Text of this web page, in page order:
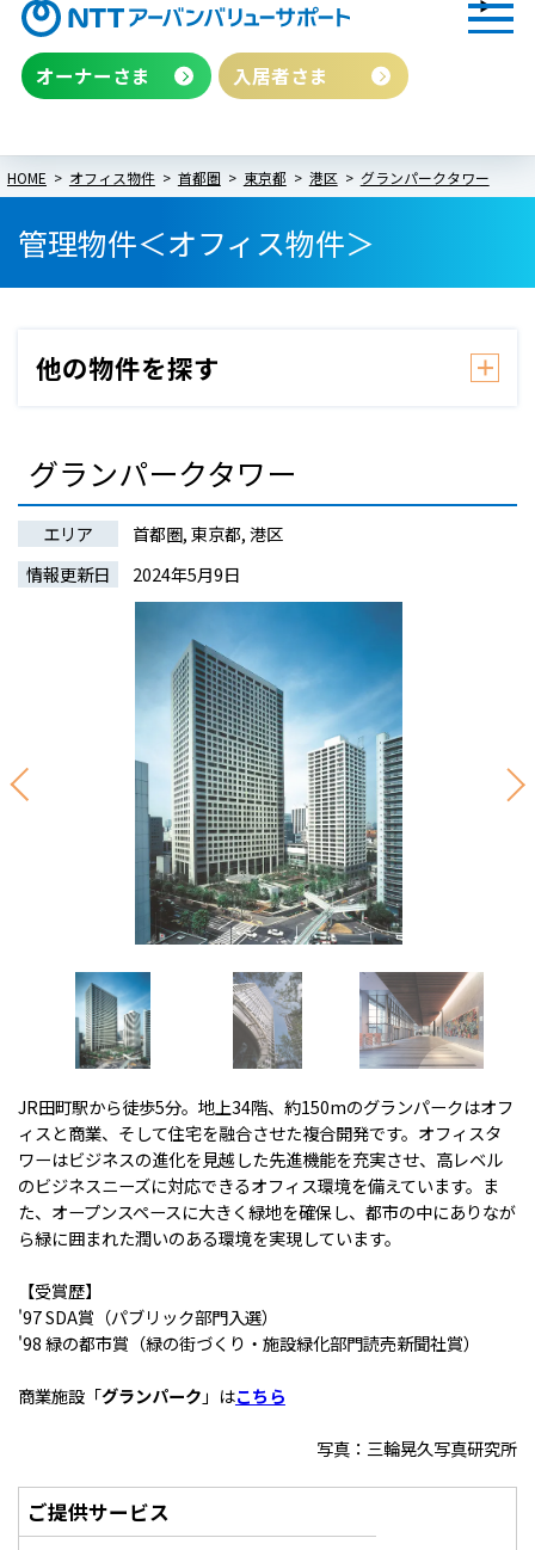
オーナーさま 入居者さま
HOME オフィス物件 首都圏 東京都 港区 グランパークタワー
管理物件＜オフィス物件＞
グランパークタワー
エリア
首都圏, 東京都, 港区
情報更新日
2024年5月9日
JR田町駅から徒歩5分。地上34階、約150mのグランパークはオフ
ィスと商業、そして住宅を融合させた複合開発です。オフィスタ
ワーはビジネスの進化を見越した先進機能を充実させ、高レベル
のビジネスニーズに対応できるオフィス環境を備えています。ま
た、オープンスペースに大きく緑地を確保し、都市の中にありなが
ら緑に囲まれた潤いのある環境を実現しています。
【受賞歴】
'97 SDA賞（パブリック部門入選）
'98 緑の都市賞（緑の街づくり・施設緑化部門読売新聞社賞）
商業施設「グランパーク 」はこちら
写真：三輪晃久写真研究所
ご提供サービス